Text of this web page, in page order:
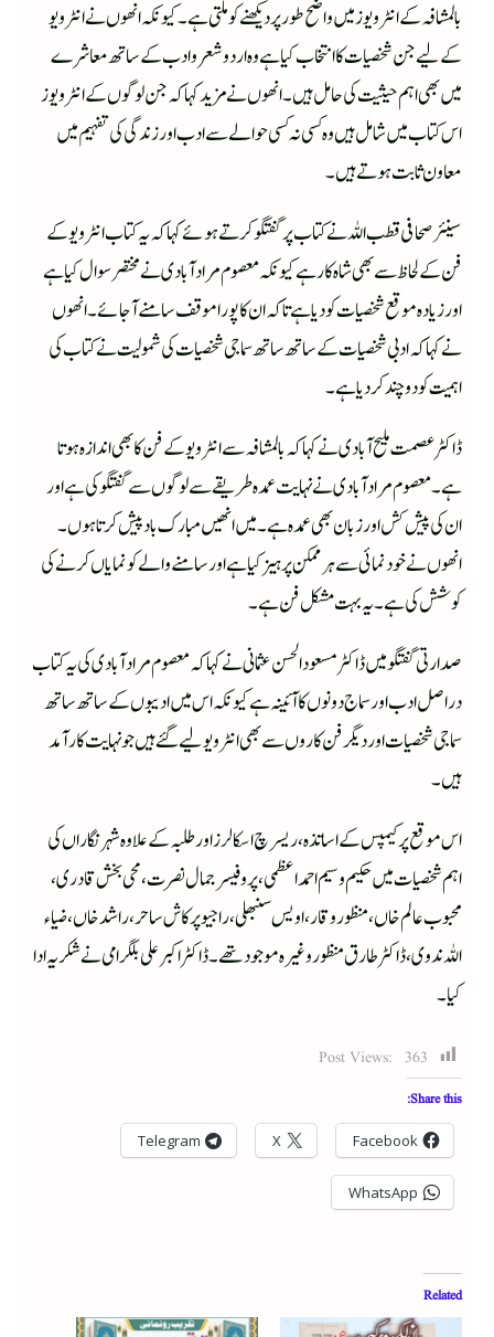
بالمشافہ کے انٹرویوز میں واضح طورپر دیکھنے کو ملتی ہے۔کیونکہ انھو ں نے انٹرویو
کے لیے جن شخصیات کا انتخاب کیا ہے وہ اردو شعرو ادب کے ساتھ معاشرے
میں بھی اہم حیثیت کی حامل ہیں۔انھوں نے مز ید کہا کہ جن لوگوں کے انٹرویوز
اس کتاب میں شامل ہیں وہ کسی نہ کسی حوالے سے ادب اور زندگی کی تفہیم میں
معاون ثابت ہوتے ہیں۔
سینئرصحافی قطب اللہ نے کتاب پر گفتگو کرتے ہوئے کہا کہ یہ کتاب انٹرویو کے
فن کے لحاظ سے بھی شاہ کار ہے کیونکہ معصوم مرادآبادی نے مختصر سوال کیا ہے
اور زیادہ موقع شخصیات کو دیا ہے تاکہ ان کا پورا موقف سامنے آجائے۔انھوں
نے کہا کہ ادبی شخصیات کے ساتھ ساتھ سماجی شخصیات کی شمولیت نے کتاب کی
اہمیت کودو چند کردیا ہے۔
ڈاکٹر عصمت ملیح آبادی نے کہا کہ بالمشافہ سے انٹرویو کے فن کا بھی اندازہ ہوتا
ہے۔معصوم مرادآبادی نے نہایت عمدہ طریقے سے لوگوں سے گفتگو کی ہے اور
ان کی پیش کش اور زبان بھی عمدہ ہے۔میں انھیں مبارک باد پیش کرتا ہوں۔
انھوں نے خود نمائی سے ہر ممکن پرہیز کیا ہے اور سامنے والے کو نمایاں کرنے کی
کوشش کی ہے۔ یہ بہت مشکل فن ہے۔
صدارتی گفتگو میں ڈاکٹر مسعود الحسن عثمانی نے کہا کہ معصوم مرادآبادی کی یہ کتاب
دراصل ادب اورسماج دونوں کا آئینہ ہے کیونکہ اس میں ادیبوں کے ساتھ ساتھ
سماجی شخصیات اور دیگر فن کاروں سے بھی انٹر ویو لیے گئے ہیں جو نہایت کارآمد
ہیں۔
اس موقع پر کیمپس کے اساتذہ،ریسرچ اسکالرز اور طلبہ کے علاوہ شہر نگاراں کی
اہم شخصیات میں حکیم وسیم احمد اعظمی،پروفیسر جمال نصرت،محی بخش قادری،
محبوب عالم خاں،منظور وقار،اویس سنبھلی، راجیوپرکاش ساحر،راشد خاں،ضیاء
اللہ ندوی، ڈاکٹر طارق منظور وغیرہ موجود تھے۔ڈاکٹر اکبر علی بلگرامی نے شکریہ ادا
کیا۔
Post Views: 363
Share this:
Facebook
X
Telegram
WhatsApp
Related